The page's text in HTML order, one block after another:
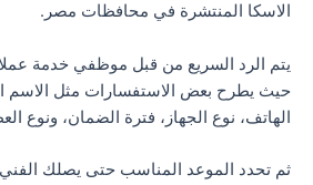
الاسكا المنتشرة في محافظات مصر.
يتم الرد السريع من قبل موظفي خدمة
حيث يطرح بعض الاستفسارات مثل الاسم
الهاتف، نوع الجهاز، فترة الضمان، ونوع
ثم تحدد الموعد المناسب حتى يصلك